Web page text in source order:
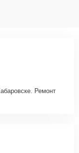
Smeg SR64S
запишут на
доставки или
Ремонт